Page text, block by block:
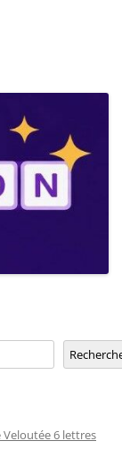
Veloutée 6 lettres